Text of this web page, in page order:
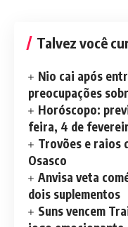
Talvez você
Nio cai após
preocupações
Horóscopo:
feira, 4 de
Trovões e raios
Osasco
Anvisa veta
dois suplementos
Suns vencem